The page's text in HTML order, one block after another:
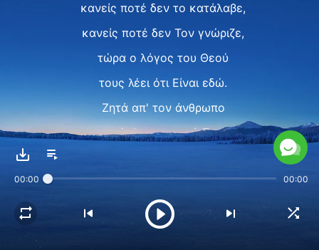
κανείς ποτέ δεν το κατάλαβε,
κανείς ποτέ δεν Τον γνώριζε,
τώρα ο λόγος του Θεού
τους λέει ότι Είναι εδώ.
Ζητά απ' τον άνθρωπο
να έρθει μπροστά Του,
Όμως ο άνθρωπος μένει μακριά,
λογικό που κανείς
δεν Τον γνωρίζει.
00:00 00:00